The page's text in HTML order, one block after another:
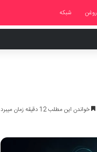
روغن شبکه
خواندن این مطلب 12 دقیقه زمان میبرد